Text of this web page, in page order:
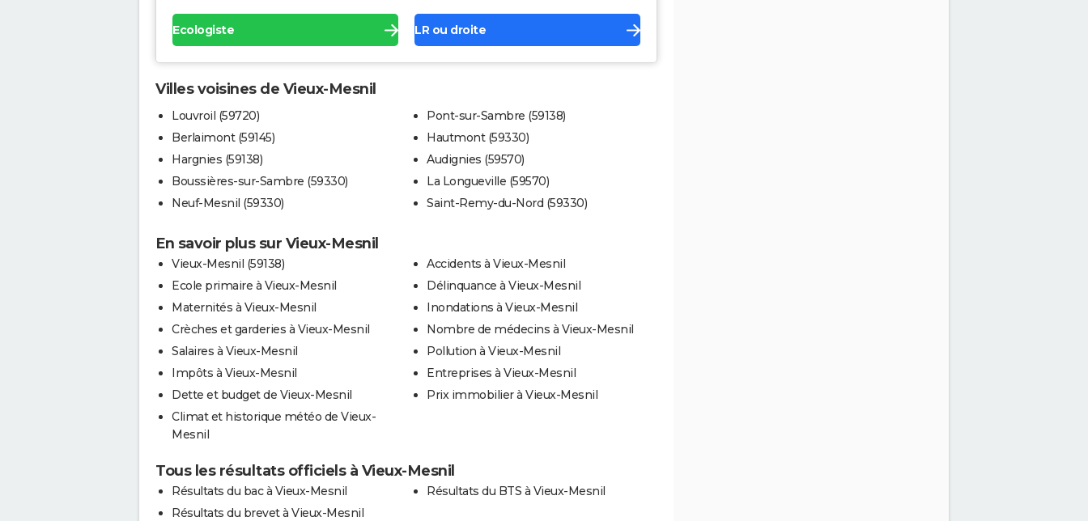
Ecologiste LR ou droite
Villes voisines de Vieux-Mesnil
Louvroil (59720)
Berlaimont (59145)
Hargnies (59138)
Boussières-sur-Sambre (59330)
Neuf-Mesnil (59330)
Pont-sur-Sambre (59138)
Hautmont (59330)
Audignies (59570)
La Longueville (59570)
Saint-Remy-du-Nord (59330)
En savoir plus sur Vieux-Mesnil
Vieux-Mesnil (59138)
Ecole primaire à Vieux-Mesnil
Maternités à Vieux-Mesnil
Crèches et garderies à Vieux-Mesnil
Salaires à Vieux-Mesnil
Impôts à Vieux-Mesnil
Dette et budget de Vieux-Mesnil
Climat et historique météo de Vieux-
Mesnil
Accidents à Vieux-Mesnil
Délinquance à Vieux-Mesnil
Inondations à Vieux-Mesnil
Nombre de médecins à Vieux-Mesnil
Pollution à Vieux-Mesnil
Entreprises à Vieux-Mesnil
Prix immobilier à Vieux-Mesnil
Tous les résultats officiels à Vieux-Mesnil
Résultats du bac à Vieux-Mesnil
Résultats du brevet à Vieux-Mesnil
Résultats du BTS à Vieux-Mesnil